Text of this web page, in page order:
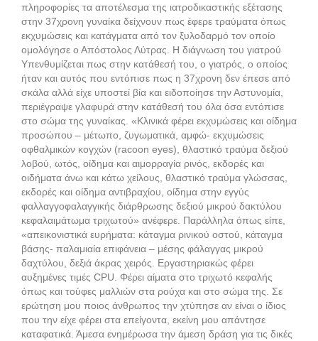
πληροφορίες τα αποτέλεσμα της ιατροδικαστικής εξέτασης
στην 37χρονη γυναίκα δείχνουν πως έφερε τραύματα όπως
εκχυμώσεις και κατάγματα από τον ξυλοδαρμό τον οποίο
ομολόγησε ο Απόστολος Λύτρας. Η διάγνωση του γιατρού
Υπενθυμίζεται πως στην κατάθεσή του, ο γιατρός, ο οποίος
ήταν και αυτός που εντόπισε πως η 37χρονη δεν έπεσε από
σκάλα αλλά είχε υποστεί βία και ειδοποίησε την Αστυνομία,
περιέγραψε γλαφυρά στην κατάθεσή του όλα όσα εντόπισε
στο σώμα της γυναίκας. «Κλινικά φέρει εκχυμώσεις και οίδημα
προσώπου – μέτωπο, ζυγωματικά, αμφώ- εκχυμώσεις
οφθαλμικών κογχών (racoon eyes), θλαστικό τραύμα δεξιού
λοβού, ωτός, οίδημα και αιμορραγία ρινός, εκδορές και
οιδήματα άνω και κάτω χείλους, θλαστικό τραύμα γλώσσας,
εκδορές και οίδημα αντιβραχίου, οίδημα στην εγγύς
φαλλαγγοφαλαγγικής διάρθρωσης δεξιού μικρού δακτύλου
κεφαλαιμάτωμα τριχωτού» ανέφερε. Παράλληλα όπως είπε,
«απεικονιστικά ευρήματα: κάταγμα ρινικού οστού, κάταγμα
βάσης- παλαμιαία επιφάνεια – μέσης φάλαγγας μικρού
δαχτύλου, δεξιά άκρας χειρός. Εργαστηριακώς φέρει
αυξημένες τιμές CPU. Φέρει αίματα στο τριχωτό κεφαλής
όπως και τούφες μαλλιών στα ρούχα και στο σώμα της. Σε
ερώτηση μου ποιος άνθρωπος την χτύπησε αν είναι ο ίδιος
που την είχε φέρει στα επείγοντα, εκείνη μου απάντησε
καταφατικά. Άμεσα ενημέρωσα την άμεση δράση για τις δικές